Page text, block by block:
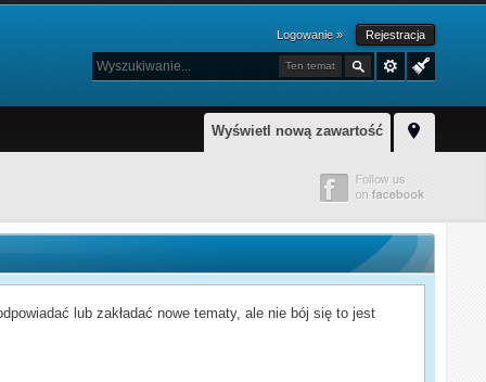
Logowanie » Rejestracja
Ten temat
Wyświetl nową zawartość
lub zakładać nowe tematy, ale nie bój się to jest